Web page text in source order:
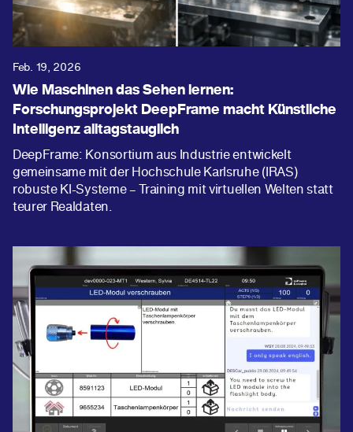
Feb. 19, 2026
Wie Maschinen das Sehen lernen:
Forschungsprojekt DeepFrame macht Künstliche
Intelligenz alltagstauglich
DeepFrame: Konsortium aus Industrie entwickelt
gemeinsame mit der Hochschule Karlsruhe (IRAS)
robuste KI-Systeme – Training mit virtuellen Welten statt
teurer Realdaten.